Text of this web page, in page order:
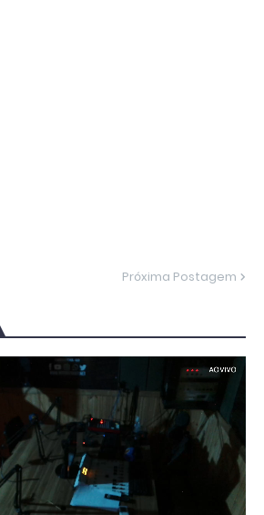
Próxima Postagem